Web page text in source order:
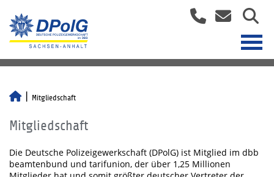
Mitgliedschaft
Mitgliedschaft
Die Deutsche Polizeigewerkschaft (DPolG) ist Mitglied im dbb
beamtenbund und tarifunion, der über 1,25 Millionen